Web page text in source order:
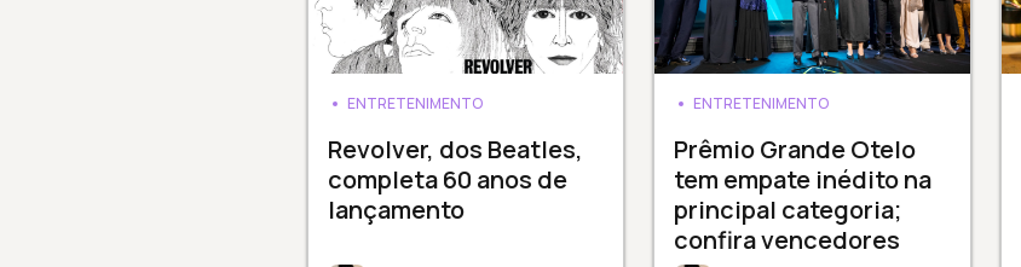
ENTRETENIMENTO
Revolver, dos Beatles,
completa 60 anos de
lançamento
ENTRETENIMENTO
Prêmio Grande Otelo
tem empate inédito na
principal categoria;
confira vencedores